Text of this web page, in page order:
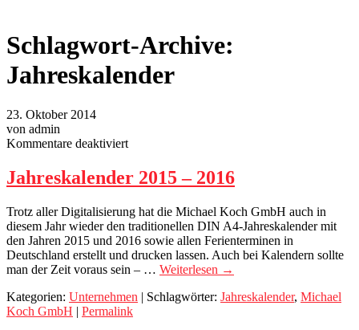
Schlagwort-Archive:
Jahreskalender
23. Oktober 2014
von admin
Kommentare deaktiviertfür
2015
–
Jahreskalender 2015 – 2016
Trotz aller Digitalisierung hat die Michael Koch GmbH auch in
diesem Jahr wieder den traditionellen DIN A4-Jahreskalender mit
den Jahren 2015 und 2016 sowie allen Ferienterminen in
Deutschland erstellt und drucken lassen. Auch bei Kalendern sollte
man der Zeit voraus sein – … Weiterlesen →
Kategorien: Unternehmen | Schlagwörter: Jahreskalender, Michael
Koch GmbH | Permalink